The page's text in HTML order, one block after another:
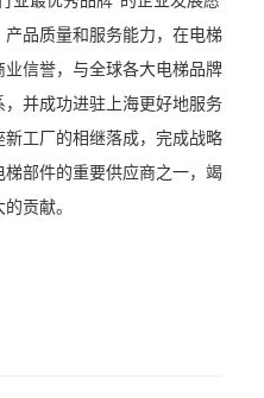
品质量和服务能力，在电梯
信誉，与全球各大电梯品牌
并成功进驻上海更好地服务
工厂的相继落成，完成战略
部件的重要供应商之一，竭
贡献。